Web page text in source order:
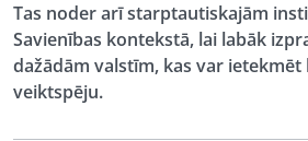
Tas noder arī starptautiskajām
Savienības kontekstā, lai labāk
dažādām valstīm, kas var
veiktspēju.